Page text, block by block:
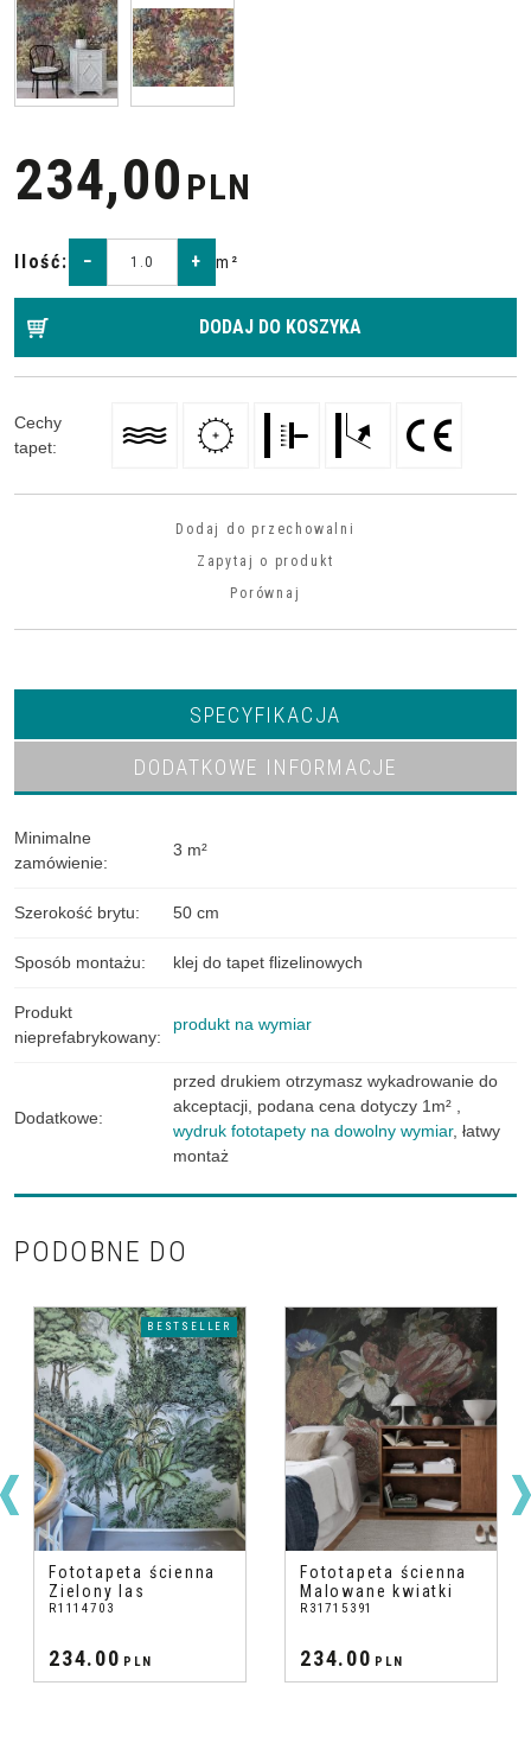
234,00 PLN
Ilość: − + m²
DODAJ DO KOSZYKA
Cechy
tapet:
Dodaj do przechowalni
Zapytaj o produkt
Porównaj
SPECYFIKACJA
DODATKOWE INFORMACJE
Minimalne
zamówienie:
3 m²
Szerokość brytu: 50 cm
Sposób montażu: klej do tapet flizelinowych
Produkt
nieprefabrykowany:
produkt na wymiar
Dodatkowe:
przed drukiem otrzymasz wykadrowanie do
akceptacji podana cena dotyczy 1m²
wydruk fototapety na dowolny wymiar, łatwy
montaż
PODOBNE DO
BESTSELLER
Fototapeta ścienna
Zielony las
R1114703
234.00 PLN
Fototapeta ścienna
Malowane kwiatki
R31715391
234.00 PLN